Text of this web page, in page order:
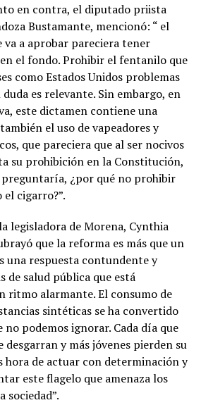
en contra, el diputado priista
Bustamante, mencionó: “ el
va a aprobar pareciera tener
el fondo. Prohibir el fentanilo que
como Estados Unidos problemas
es relevante. Sin embargo, en
este dictamen contiene una
el uso de vapeadores y
que pareciera que al ser nocivos
su prohibición en la Constitución,
preguntaría, ¿por qué no prohibir
cigarro?”.
legisladora de Morena, Cynthia
que la reforma es más que un
una respuesta contundente y
de salud pública que está
ritmo alarmante. El consumo de
sintéticas se ha convertido
no podemos ignorar. Cada día que
desgarran y más jóvenes pierden su
hora de actuar con determinación y
este flagelo que amenaza los
sociedad”.